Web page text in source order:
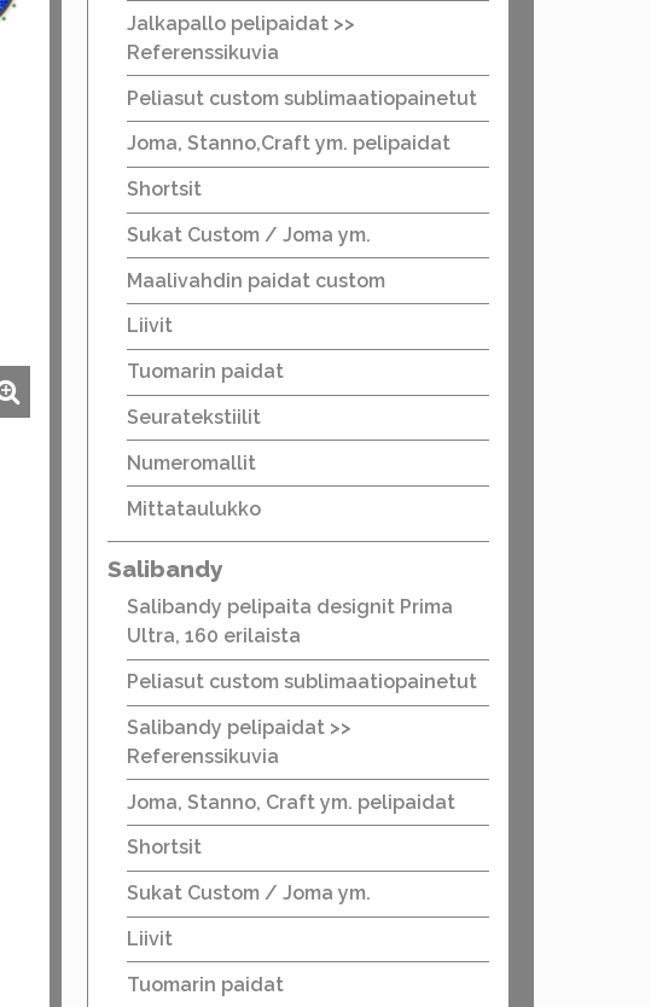
Jalkapallo pelipaidat >>
Referenssikuvia
Peliasut custom sublimaatiopainetut
Joma, Stanno,Craft ym. pelipaidat
Shortsit
Sukat Custom / Joma ym.
Maalivahdin paidat custom
Liivit
Tuomarin paidat
Seuratekstiilit
Numeromallit
Mittataulukko
Salibandy
Salibandy pelipaita designit Prima
Ultra, 160 erilaista
Peliasut custom sublimaatiopainetut
Salibandy pelipaidat >>
Referenssikuvia
Joma, Stanno, Craft ym. pelipaidat
Shortsit
Sukat Custom / Joma ym.
Liivit
Tuomarin paidat